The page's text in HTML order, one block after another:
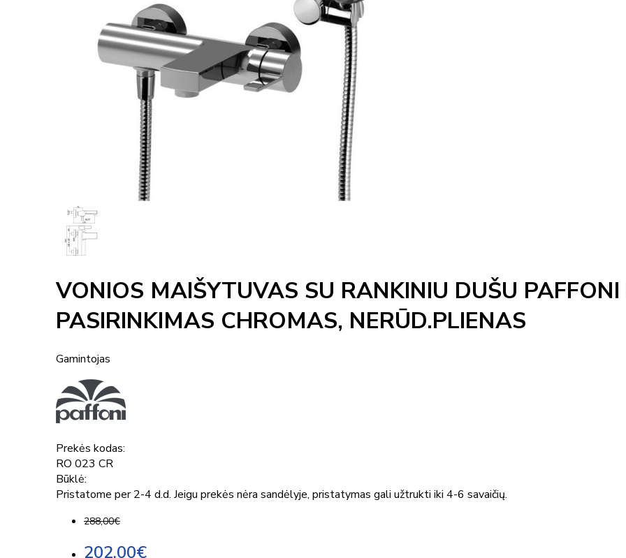
VONIOS MAIŠYTUVAS SU RANKINIU DUŠU PAFFONI
PASIRINKIMAS CHROMAS, NERŪD.PLIENAS
Gamintojas
Prekės kodas:
RO 023 CR
Būklė:
Pristatome per 2-4 d.d. Jeigu prekės nėra sandėlyje, pristatymas gali užtrukti iki 4-6 savaičių.
288,00€
202,00€